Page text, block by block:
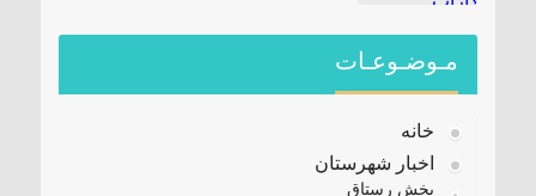
مـوضـوعـات
خانه
اخبار شهرستان
بخش رستاق